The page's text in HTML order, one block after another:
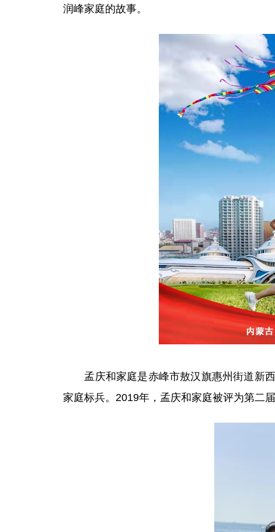
润峰家庭的故事。
孟庆和家庭是赤峰市敖汉旗惠州街道新西
家庭标兵。2019年，孟庆和家庭被评为第二届